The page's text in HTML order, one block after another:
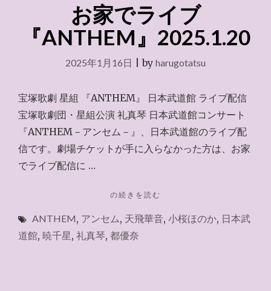
お家でライブ
『ANTHEM』2025.1.20
2025年1月16日 |by harugotatsu
宝塚歌劇 星組 『ANTHEM』 日本武道館 ライブ配信
宝塚歌劇団・星組公演 礼真琴 日本武道館コンサート
『ANTHEM－アンセム－』、日本武道館のライブ配
信です。劇場チケットが手に入らなかった方は、お家
でライブ配信に …
"お
で
ラ
の続きを読む
ANTHEM, アンセム, 天飛華音, 小桜ほのか, 日本武
道館, 暁千星, 礼真琴, 都優奈